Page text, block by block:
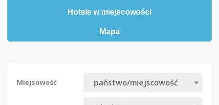
Hotele w miejscowości
Mapa
Miejsowość